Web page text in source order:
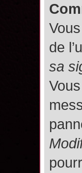
de
sa